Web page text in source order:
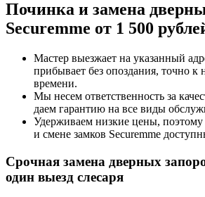
Починка и замена
Securemme от 1 500
Мастер выезжает на указанный
прибывает без опоздания, точно к
времени.
Мы несем ответственность за
даем гарантию на все виды
Удерживаем низкие цены, поэтому
и смене замков Securemme
Срочная замена дверных
один выезд слесаря